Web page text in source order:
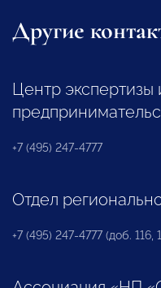
Другие
Центр
+7 (495) 247-4777
Отдел
+7 (495) 247-4777 (доб. 116,